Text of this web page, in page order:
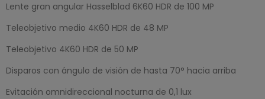
Lente gran angular Hasselblad 6K60 HDR de 100 MP
Teleobjetivo medio 4K60 HDR de 48 MP
Teleobjetivo 4K60 HDR de 50 MP
Disparos con ángulo de visión de hasta 70° hacia arriba
Evitación omnidireccional nocturna de 0,1 lux